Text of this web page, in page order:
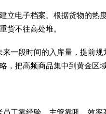
立电子档案。根据货物的
货不往高处堆。
一段时间的入库量，提前
，把高频商品集中到黄金区
工靠经验、主管靠吼。效